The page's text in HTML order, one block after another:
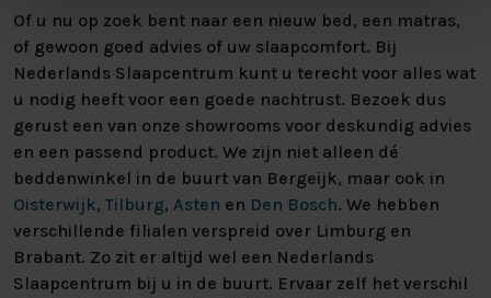
Of u nu op zoek bent naar een nieuw bed, een matras,
of gewoon goed advies of uw slaapcomfort. Bij
Nederlands Slaapcentrum kunt u terecht voor alles wat
u nodig heeft voor een goede nachtrust. Bezoek dus
gerust een van onze showrooms voor deskundig advies
en een passend product. We zijn niet alleen dé
beddenwinkel in de buurt van Bergeijk, maar ook in
Oisterwijk, Tilburg, Asten en Den Bosch. We hebben
verschillende filialen verspreid over Limburg en
Brabant. Zo zit er altijd wel een Nederlands
Slaapcentrum bij u in de buurt. Ervaar zelf het verschil